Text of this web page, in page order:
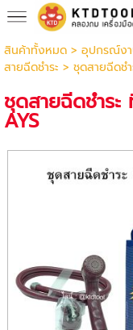
สินค้าทั้งหมด> อุปกรณ์ง
สายฉีดชำระ > ชุดสายฉีดช
ชุดสายฉีดชำร
AYS